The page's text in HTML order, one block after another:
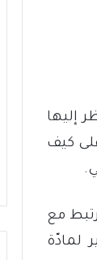
إليها
كيف
مع
لمادّة